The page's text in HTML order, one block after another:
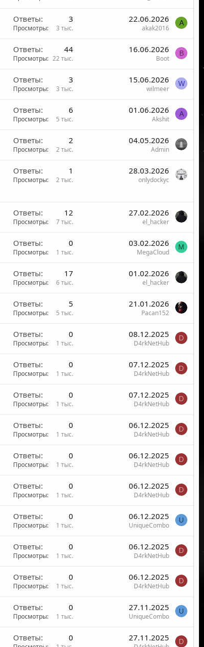
Ответы 3
Просмотры 3 тыс.
22.06.2026
akak2016
A
Ответы 44
Просмотры 22 тыс.
16.06.2026
Boot
B
Ответы 3
Просмотры 3 тыс.
15.06.2026
wilmeer
W
Ответы 6
Просмотры 5 тыс.
01.06.2026
Akshit
A
Ответы 2
Просмотры 2 тыс.
04.05.2026
Admin
Ответы 1
Просмотры 2 тыс.
28.03.2026
onlydockyc
Ответы 12
Просмотры 7 тыс.
27.02.2026
el_hacker
Ответы 0
Просмотры 1 тыс.
03.02.2026
MegaCloud
M
Ответы 17
Просмотры 6 тыс.
01.02.2026
el_hacker
Ответы 5
Просмотры 5 тыс.
21.01.2026
Pacan152
Ответы 0
Просмотры 1 тыс.
08.12.2025
D4rkNetHub
D
Ответы 0
Просмотры 1 тыс.
07.12.2025
D4rkNetHub
D
Ответы 0
Просмотры 1 тыс.
07.12.2025
D4rkNetHub
D
Ответы 0
Просмотры 1 тыс.
06.12.2025
D4rkNetHub
D
Ответы 0
Просмотры 1 тыс.
06.12.2025
D4rkNetHub
D
Ответы 0
Просмотры 1 тыс.
06.12.2025
D4rkNetHub
D
Ответы 0
Просмотры 1 тыс.
06.12.2025
UniqueCombo
U
Ответы 0
Просмотры 1 тыс.
06.12.2025
D4rkNetHub
D
Ответы 0
Просмотры 1 тыс.
06.12.2025
D4rkNetHub
D
Ответы 0
Просмотры 1 тыс.
27.11.2025
UniqueCombo
U
Ответы 0 27.11.2025 D